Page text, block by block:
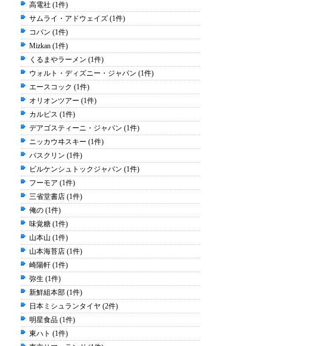
高電社 (1件)
サムライ・アドウェイズ (1件)
コパン (1件)
Mizkan (1件)
くるまやラーメン (1件)
ウォルト・ディズニー・ジャパン (1件)
エースコック (1件)
オリオンツアー (1件)
カルピス (1件)
デアゴスティーニ・ジャパン (1件)
ニッカウヰスキー (1件)
バスクリン (1件)
ビルケンシュトックジャパン (1件)
フーモア (1件)
三省堂書店 (1件)
俺の (1件)
味覚糖 (1件)
山本山 (1件)
山本海苔店 (1件)
崎陽軒 (1件)
弥生 (1件)
新鮮組本部 (1件)
日本ミシュランタイヤ (2件)
明星食品 (1件)
東ハト (1件)